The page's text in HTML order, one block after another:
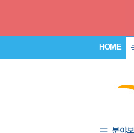
HOME
분야